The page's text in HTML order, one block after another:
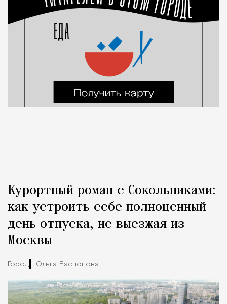
Курортный роман с Сокольниками:
как устроить себе полноценный
день отпуска, не выезжая из
Москвы
Город Ольга Распопова